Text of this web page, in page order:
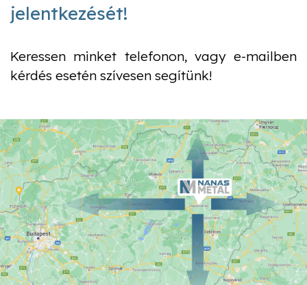
jelentkezését!
Keressen minket telefonon, vagy e-mailben
kérdés esetén szívesen segítünk!